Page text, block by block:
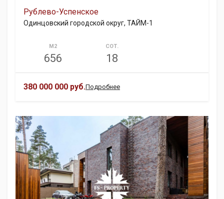
Рублево-Успенское
Одинцовский городской округ, ТАЙМ-1
М2
656
СОТ.
18
380 000 000 руб.Подробнее